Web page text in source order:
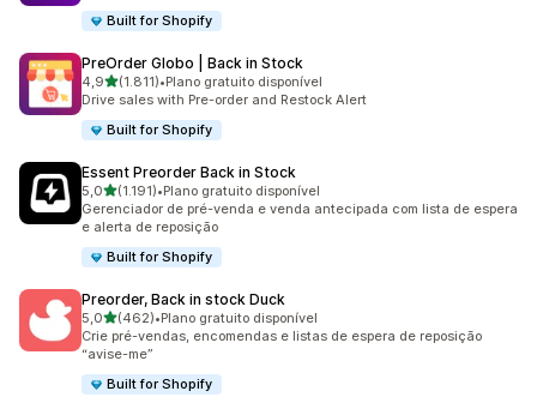
Built for Shopify
PreOrder Globo | Back in Stock
4,9de 5 estrelas
(1.811)
1811 avaliações ao todo
•Plano gratuito disponível
Drive sales with Pre-order and Restock Alert
Built for Shopify
Essent Preorder Back in Stock
5,0de 5 estrelas
(1.191)
1191 avaliações ao todo
•Plano gratuito disponível
Gerenciador de pré-venda e venda antecipada com lista de espera
e alerta de reposição
Built for Shopify
Preorder, Back in stock Duck
5,0de 5 estrelas
(462)
462 avaliações ao todo
•Plano gratuito disponível
Crie pré-vendas, encomendas e listas de espera de reposição
“avise-me”
Built for Shopify